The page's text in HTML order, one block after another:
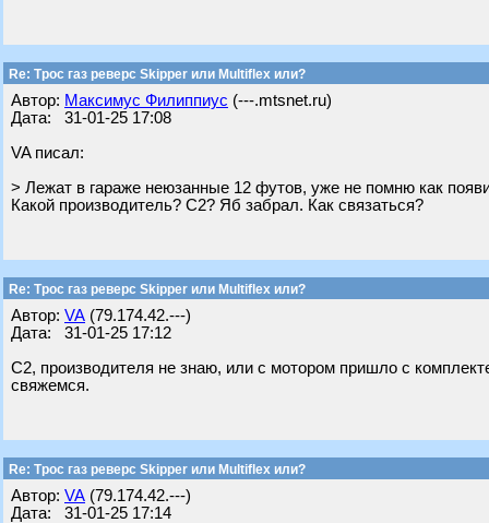
Re: Трос газ реверс Skipper или Multiflex или?
Автор: Максимус Филиппиус (---.mtsnet.ru)
Дата: 31-01-25 17:08
VA писал:
> Лежат в гараже неюзанные 12 футов, уже не помню как
Какой производитель? С2? Яб забрал. Как связаться?
Re: Трос газ реверс Skipper или Multiflex или?
Автор: VA (79.174.42.---)
Дата: 31-01-25 17:12
С2, производителя не знаю, или с мотором пришло с
свяжемся.
Re: Трос газ реверс Skipper или Multiflex или?
Автор: VA (79.174.42.---)
Дата: 31-01-25 17:14